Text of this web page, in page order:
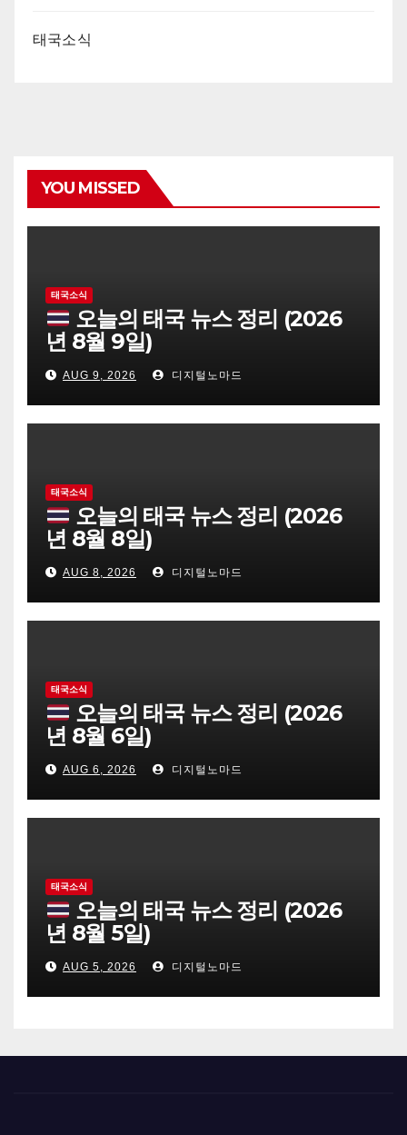
태국소식
YOU MISSED
태국소식
오늘의 태국 뉴스 정리 (2026
년 8월 9일)
AUG 9, 2026 디지털노마드
태국소식
오늘의 태국 뉴스 정리 (2026
년 8월 8일)
AUG 8, 2026 디지털노마드
태국소식
오늘의 태국 뉴스 정리 (2026
년 8월 6일)
AUG 6, 2026 디지털노마드
태국소식
오늘의 태국 뉴스 정리 (2026
년 8월 5일)
AUG 5, 2026 디지털노마드